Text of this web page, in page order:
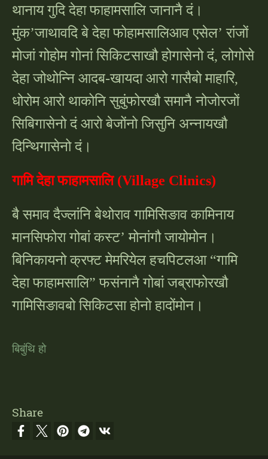
थानाय गुदि देहा फाहामसालि जानानै दं।
मुंक’जाथावदि बे देहा फोहामसालिआव एसेल’ रांजों
मोजां गोहोम गोनां सिकिटसाखौ होगासेनो दं, लोगोसे
देहा जोथोन्नि आदब-खायदा आरो गासैबो माहारि,
धोरोम आरो थाकोनि सुबुंफोरखौ समानै नोजोरजों
सिबिगासेनो दं आरो बेजोंनो जिसुनि अन्नायखौ
दिन्थिगासेनो दं।
गामि देहा फाहामसालि (Village Clinics)
बै समाव दैज्लांनि बेथोराव गामिसिङाव कामिनाय
मानसिफोरा गोबां कस्ट’ मोनांगौ जायोमोन।
बिनिकायनो क्रफ्ट मेमरियेल हचपिटलआ “गामि
देहा फाहामसालि” फसंनानै गोबां जब्राफोरखौ
गामिसिङावबो सिकिटसा होनो हादोंमोन।
बिबुंथि हो
Share